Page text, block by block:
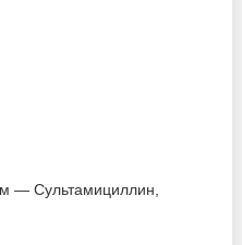
— Сультамициллин,